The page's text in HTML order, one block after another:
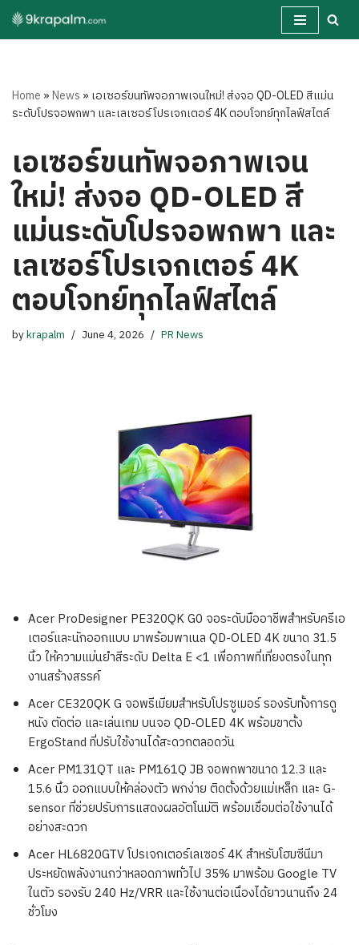
Skip
Home »News » เอเซอร์ขนทัพจอภาพเจนใหม่! ส่งจอ QD-OLED สีแม่น
ระดับโปรจอพกพา และเลเซอร์โปรเจกเตอร์ 4K ตอบโจทย์ทุกไลฟ์สไตล์
เอเซอร์ขนทัพจอภาพเจน
ใหม่! ส่งจอ QD-OLED สี
แม่นระดับโปรจอพกพา และ
เลเซอร์โปรเจกเตอร์ 4K
ตอบโจทย์ทุกไลฟ์สไตล์
bykrapalm June 4, 2026 PR News
Acer ProDesigner PE320QK G0 จอระดับมืออาชีพสำหรับครีเอ
เตอร์และนักออกแบบ มาพร้อมพาเนล QD-OLED 4K ขนาด 31.5
นิ้ว ให้ความแม่นยำสีระดับ Delta E <1 เพื่อภาพที่เที่ยงตรงในทุก
งานสร้างสรรค์
Acer CE320QK G จอพรีเมียมสำหรับโปรซูเมอร์ รองรับทั้งการดู
หนัง ตัดต่อ และเล่นเกม บนจอ QD-OLED 4K พร้อมขาตั้ง
ErgoStand ที่ปรับใช้งานได้สะดวกตลอดวัน
Acer PM131QT และ PM161Q JB จอพกพาขนาด 12.3 และ
15.6 นิ้ว ออกแบบให้คล่องตัว พกง่าย ติดตั้งด้วยแม่เหล็ก และ G-
sensor ที่ช่วยปรับการแสดงผลอัตโนมัติ พร้อมเชื่อมต่อใช้งานได้
อย่างสะดวก
Acer HL6820GTV โปรเจกเตอร์เลเซอร์ 4K สำหรับโฮมซีนีมา
ประหยัดพลังงานกว่าหลอดภาพทั่วไป 35% มาพร้อม Google TV
ในตัว รองรับ 240 Hz/VRR และใช้งานต่อเนื่องได้ยาวนานถึง 24
ชั่วโมง